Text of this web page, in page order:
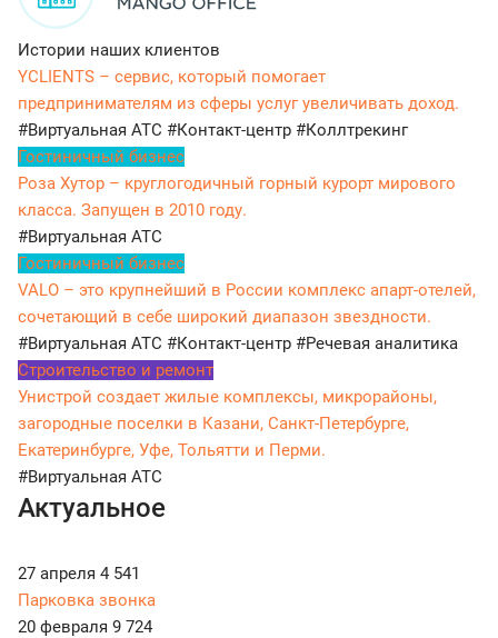
Истории наших клиентов
YCLIENTS – сервис, который помогает
предпринимателям из сферы услуг увеличивать доход.
#Виртуальная АТС #Контакт-центр #Коллтрекинг
Гостиничный бизнес
Роза Хутор – круглогодичный горный курорт мирового
класса. Запущен в 2010 году.
#Виртуальная АТС
Гостиничный бизнес
VALO – это крупнейший в России комплекс апарт-отелей,
сочетающий в себе широкий диапазон звездности.
#Виртуальная АТС #Контакт-центр #Речевая аналитика
Строительство и ремонт
Унистрой создает жилые комплексы, микрорайоны,
загородные поселки в Казани, Санкт-Петербурге,
Екатеринбурге, Уфе, Тольятти и Перми.
#Виртуальная АТС
Актуальное
27 апреля 4 541
Парковка звонка
20 февраля 9 724